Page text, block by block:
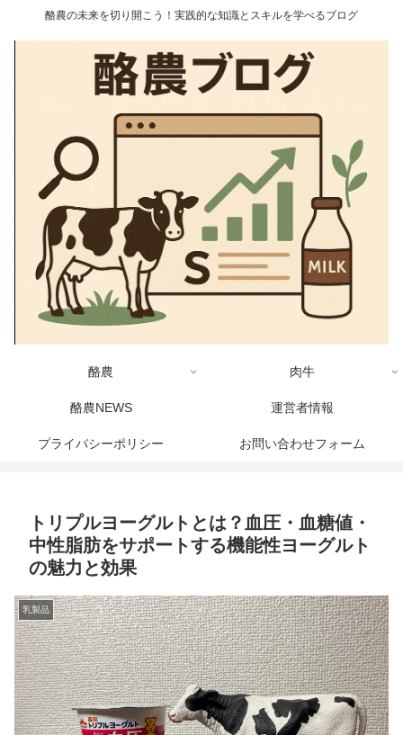
酪農の未来を切り開こう！実践的な知識とスキルを学べるブログ
酪農 肉牛
酪農NEWS 運営者情報
プライバシーポリシー お問い合わせフォーム
トリプルヨーグルトとは？血圧・血糖値・
中性脂肪をサポートする機能性ヨーグルト
の魅力と効果
乳製品